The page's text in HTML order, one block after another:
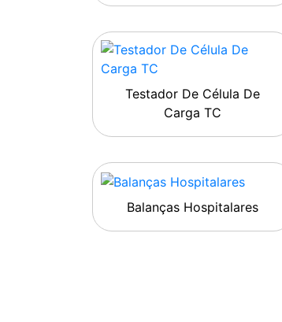
Testador De Célula De
Carga TC
Balanças Hospitalares